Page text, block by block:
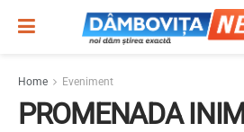
Home Eveniment
PROMENADA